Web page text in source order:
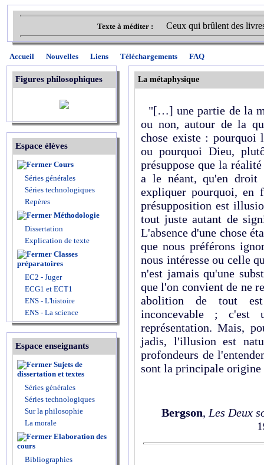
Texte à méditer : Ceux qui brûlent des
Accueil Nouvelles Liens Téléchargements FAQ
Figures philosophiques
Espace élèves
Cours
Séries générales
Séries technologiques
Repères
Méthodologie
Dissertation
Explication de texte
Classes
préparatoires
EC2 - Juger
ECG1 et ECT1
ENS - L'histoire
ENS - La science
Espace enseignants
Sujets de
dissertation et textes
Séries générales
Séries technologiques
Sur la philosophie
La morale
Elaboration des
cours
Bibliographies
La métaphysique
"[…] une partie de la
ou non, autour de la
chose existe : pourquoi
ou pourquoi Dieu,
présuppose que la
a le néant, qu'en
expliquer pourquoi, en
présupposition est
tout juste autant de
L'absence d'une chose
que nous préfé­rons
nous intéresse ou celle
n'est jamais qu'une
que l'on convient de ne
abolition de tout est
inconcevable ; c'est
représentation. Mais,
jadis, l'illusion est
profondeurs de
sont la principale origine
Bergson, Les Deux